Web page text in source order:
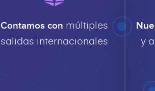
Contamos con múltiples
salidas internacionales
y